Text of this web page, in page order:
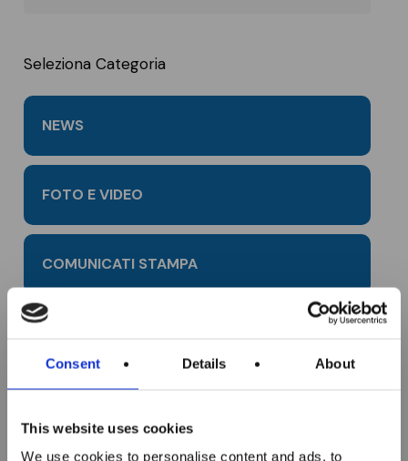
Consent Details About
This website uses cookies
We use cookies to personalise content and ads, to
Seleziona Categoria
NEWS
FOTO E VIDEO
COMUNICATI STAMPA
Sono aperte le
iscrizioni ai corsi
ITS MAKER